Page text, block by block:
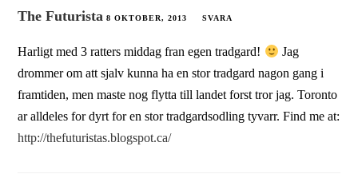
The Futurista 8 OKTOBER, 2013 SVARA
Harligt med 3 ratters middag fran egen tradgard!
Jag
drommer om att sjalv kunna ha en stor tradgard nagon gang i
framtiden, men maste nog flytta till landet forst tror jag. Toronto
ar alldeles for dyrt for en stor tradgardsodling tyvarr. Find me at:
http://thefuturistas.blogspot.ca/